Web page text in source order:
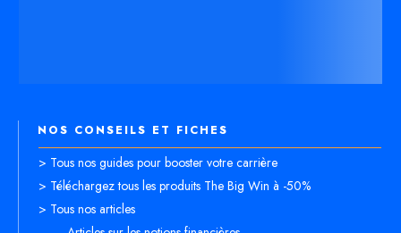
NOS CONSEILS ET FICHES
> Tous nos guides pour booster votre carrière
> Téléchargez tous les produits The Big Win à -50%
> Tous nos articles